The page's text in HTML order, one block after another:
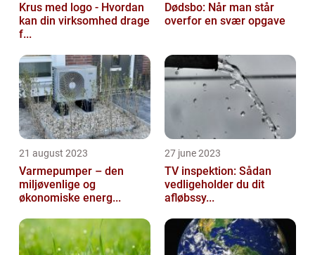
Krus med logo - Hvordan
kan din virksomhed drage
f...
Dødsbo: Når man står
overfor en svær opgave
21 august 2023
Varmepumper – den
miljøvenlige og
økonomiske energ...
27 june 2023
TV inspektion: Sådan
vedligeholder du dit
afløbssy...